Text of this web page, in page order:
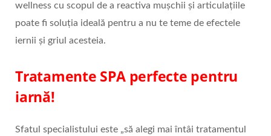
wellness cu scopul de a reactiva mușchii și articulațiile
poate fi soluția ideală pentru a nu te teme de efectele
iernii și griul acesteia.
Tratamente SPA perfecte pentru
iarnă!
Sfatul specialistului este „să alegi mai întâi tratamentul